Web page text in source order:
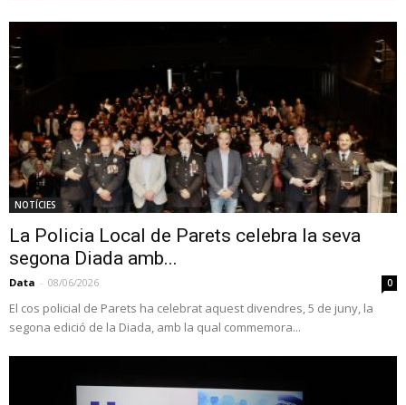
NOTÍCIES
La Policia Local de Parets celebra la seva
segona Diada amb...
Data - 08/06/2026 0
El cos policial de Parets ha celebrat aquest divendres, 5 de juny, la
segona edició de la Diada, amb la qual commemora...